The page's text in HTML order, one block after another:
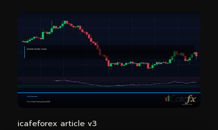
icafeforex article v3